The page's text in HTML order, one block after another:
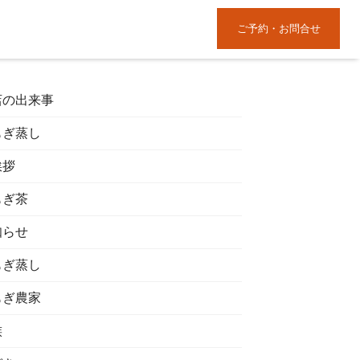
ご予約・お問合せ
の出来事
ぎ蒸し
拶
ぎ茶
らせ
ぎ蒸し
ぎ農家